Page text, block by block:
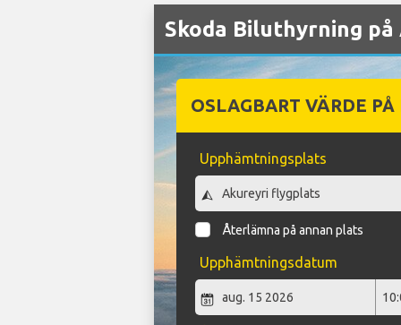
Skoda Biluthyrning
OSLAGBART VÄRDE
Upphämtningsplats
Återlämna på annan plats
Upphämtningsdatum